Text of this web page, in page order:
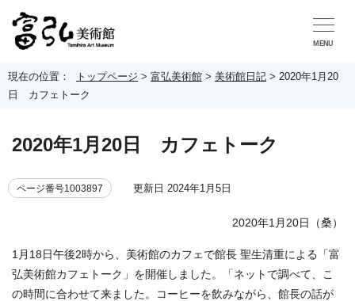
MENU
現在の位置： トップページ > 富弘美術館 > 美術館日記 > 2020年1月20
日 カフェトーク
2020年1月20日 カフェトーク
ページ番号1003897 更新日 2024年1月5日
2020年1月20日（桑）
1月18日午後2時から、美術館のカフェで館長 聖生清重による「富
弘美術館カフェトーク」を開催しました。「ネットで調べて、こ
の時間に合わせて来ました。コーヒーを飲みながら、館長の話が